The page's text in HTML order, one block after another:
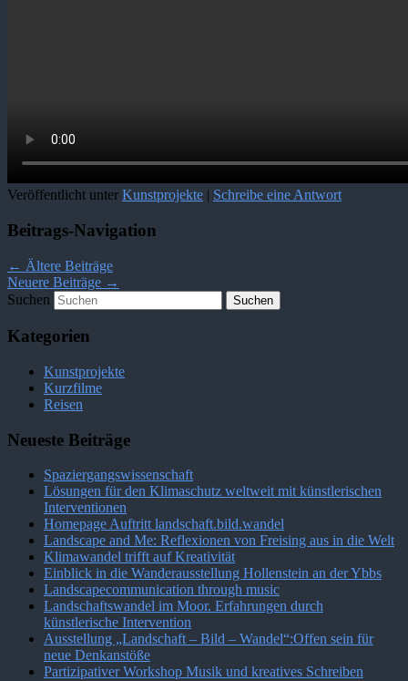
Veröffentlicht unter Kunstprojekte | Schreibe eine Antwort
Beitrags-Navigation
← Ältere Beiträge
Neuere Beiträge →
Suchen
Kategorien
Kunstprojekte
Kurzfilme
Reisen
Neueste Beiträge
Spaziergangswissenschaft
Lösungen für den Klimaschutz weltweit mit künstlerischen
Interventionen
Homepage Auftritt landschaft.bild.wandel
Landscape and Me: Reflexionen von Freising aus in die Welt
Klimawandel trifft auf Kreativität
Einblick in die Wanderausstellung Hollenstein an der Ybbs
Landscapecommunication through music
Landschaftswandel im Moor. Erfahrungen durch
künstlerische Intervention
Ausstellung „Landschaft – Bild – Wandel“:Offen sein für
neue Denkanstöße
Partizipativer Workshop Musik und kreatives Schreiben